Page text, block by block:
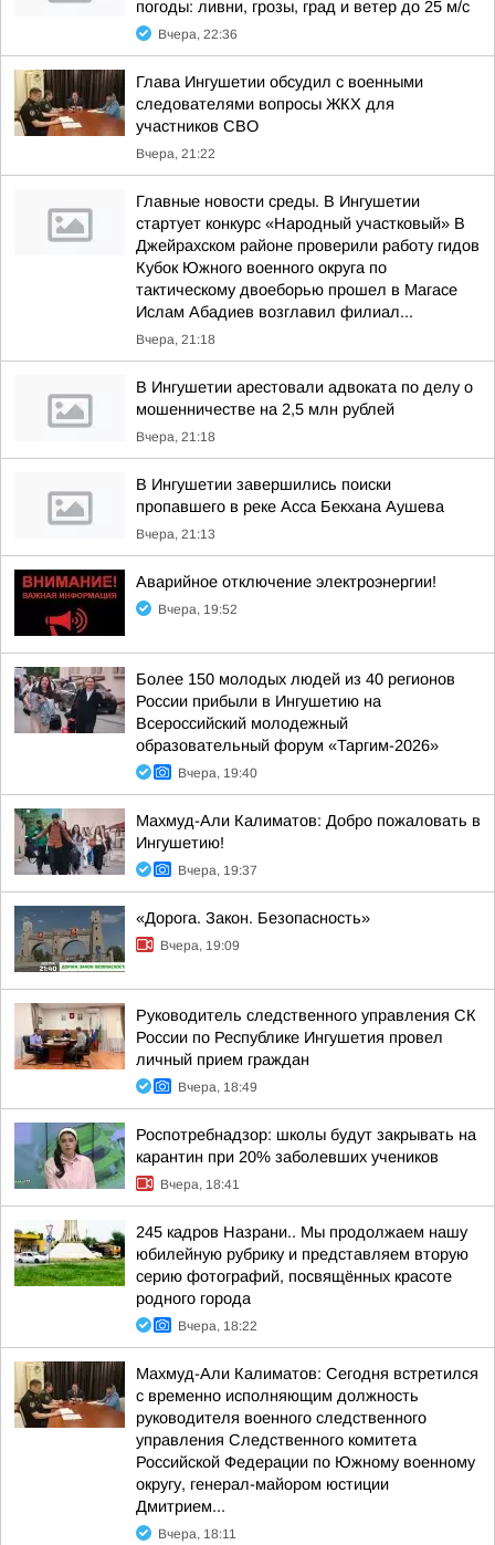
погоды: ливни, грозы, град и ветер до 25 м/с
Вчера, 22:36
Глава Ингушетии обсудил с военными
следователями вопросы ЖКХ для
участников СВО
Вчера, 21:22
Главные новости среды. В Ингушетии
стартует конкурс «Народный участковый» В
Джейрахском районе проверили работу гидов
Кубок Южного военного округа по
тактическому двоеборью прошел в Магасе
Ислам Абадиев возглавил филиал...
Вчера, 21:18
В Ингушетии арестовали адвоката по делу о
мошенничестве на 2,5 млн рублей
Вчера, 21:18
В Ингушетии завершились поиски
пропавшего в реке Асса Бекхана Аушева
Вчера, 21:13
Аварийное отключение электроэнергии!
Вчера, 19:52
Более 150 молодых людей из 40 регионов
России прибыли в Ингушетию на
Всероссийский молодежный
образовательный форум «Таргим-2026»
Вчера, 19:40
Махмуд-Али Калиматов: Добро пожаловать в
Ингушетию!
Вчера, 19:37
«Дорога. Закон. Безопасность»
Вчера, 19:09
Руководитель следственного управления СК
России по Республике Ингушетия провел
личный прием граждан
Вчера, 18:49
Роспотребнадзор: школы будут закрывать на
карантин при 20% заболевших учеников
Вчера, 18:41
245 кадров Назрани.. Мы продолжаем нашу
юбилейную рубрику и представляем вторую
серию фотографий, посвящённых красоте
родного города
Вчера, 18:22
Махмуд-Али Калиматов: Сегодня встретился
с временно исполняющим должность
руководителя военного следственного
управления Следственного комитета
Российской Федерации по Южному военному
округу, генерал-майором юстиции
Дмитрием...
Вчера, 18:11